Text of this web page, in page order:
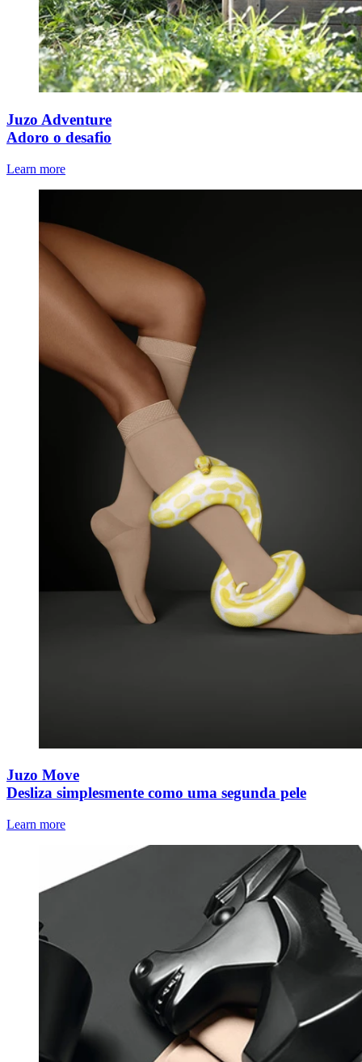
Juzo Adventure
Adoro o desafio
Learn more
Juzo Move
Desliza simplesmente como uma segunda pele
Learn more